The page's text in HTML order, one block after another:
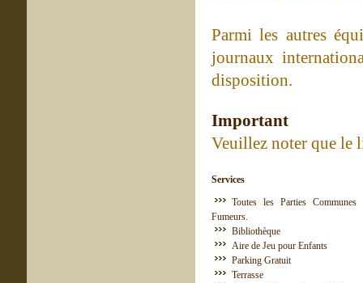
Parmi les autres
journaux
disposition.
Important
Veuillez noter que le
Services
Toutes les Parties
Fumeurs.
Bibliothèque
Aire de Jeu pour Enfants
Parking Gratuit
Terrasse